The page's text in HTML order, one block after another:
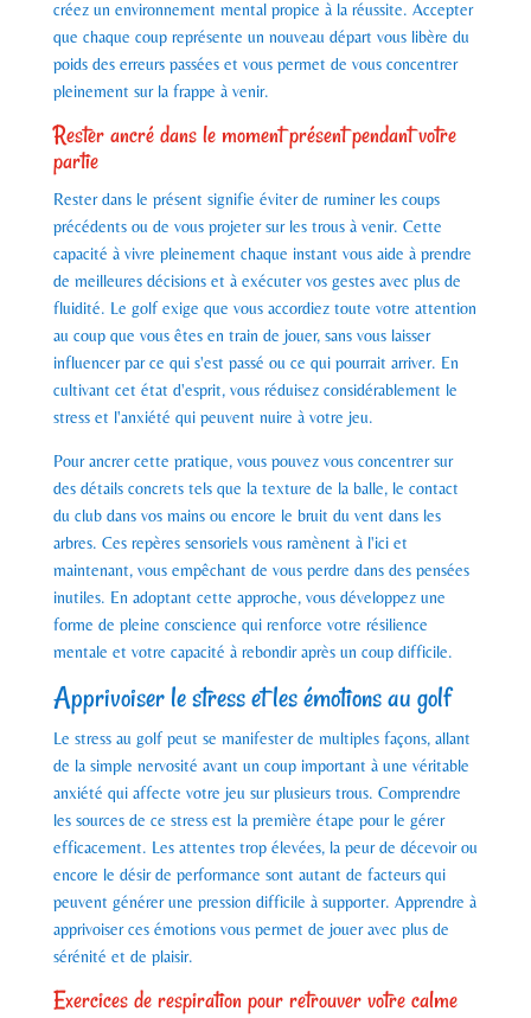
créez un environnement mental propice à la réussite. Accepter
que chaque coup représente un nouveau départ vous libère du
poids des erreurs passées et vous permet de vous concentrer
pleinement sur la frappe à venir.
Rester ancré dans le moment présent pendant votre
partie
Rester dans le présent signifie éviter de ruminer les coups
précédents ou de vous projeter sur les trous à venir. Cette
capacité à vivre pleinement chaque instant vous aide à prendre
de meilleures décisions et à exécuter vos gestes avec plus de
fluidité. Le golf exige que vous accordiez toute votre attention
au coup que vous êtes en train de jouer, sans vous laisser
influencer par ce qui s'est passé ou ce qui pourrait arriver. En
cultivant cet état d'esprit, vous réduisez considérablement le
stress et l'anxiété qui peuvent nuire à votre jeu.
Pour ancrer cette pratique, vous pouvez vous concentrer sur
des détails concrets tels que la texture de la balle, le contact
du club dans vos mains ou encore le bruit du vent dans les
arbres. Ces repères sensoriels vous ramènent à l'ici et
maintenant, vous empêchant de vous perdre dans des pensées
inutiles. En adoptant cette approche, vous développez une
forme de pleine conscience qui renforce votre résilience
mentale et votre capacité à rebondir après un coup difficile.
Apprivoiser le stress et les émotions au golf
Le stress au golf peut se manifester de multiples façons, allant
de la simple nervosité avant un coup important à une véritable
anxiété qui affecte votre jeu sur plusieurs trous. Comprendre
les sources de ce stress est la première étape pour le gérer
efficacement. Les attentes trop élevées, la peur de décevoir ou
encore le désir de performance sont autant de facteurs qui
peuvent générer une pression difficile à supporter. Apprendre à
apprivoiser ces émotions vous permet de jouer avec plus de
sérénité et de plaisir.
Exercices de respiration pour retrouver votre calme